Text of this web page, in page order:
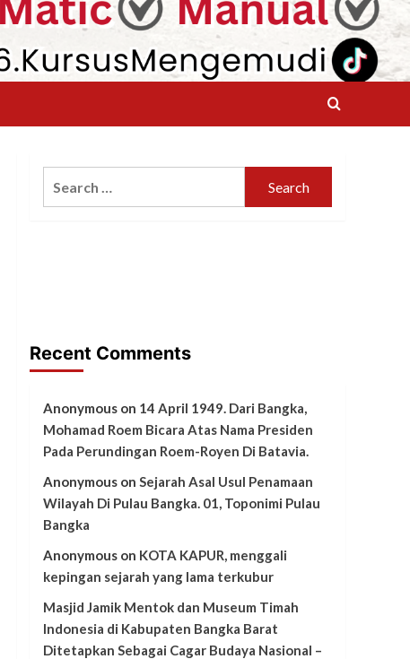
Recent Comments
Anonymouson 14 April 1949. Dari Bangka,
Mohamad Roem Bicara Atas Nama Presiden
Pada Perundingan Roem-Royen Di Batavia.
Anonymouson Sejarah Asal Usul Penamaan
Wilayah Di Pulau Bangka. 01, Toponimi Pulau
Bangka
Anonymouson KOTA KAPUR, menggali
kepingan sejarah yang lama terkubur
Masjid Jamik Mentok dan Museum Timah
Indonesia di Kabupaten Bangka Barat
Ditetapkan Sebagai Cagar Budaya Nasional –